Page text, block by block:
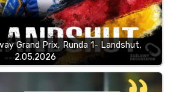
Grand Prix, Runda 1- Landshut,
2.05.2026